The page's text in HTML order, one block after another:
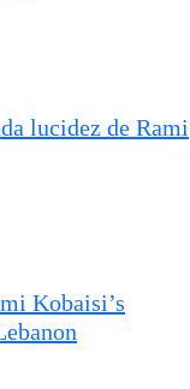
lucidez de Rami
Kobaisi’s